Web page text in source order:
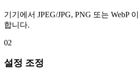
기기에서 JPEG/JPG, PNG 또는 WebP
합니다.
02
설정 조정